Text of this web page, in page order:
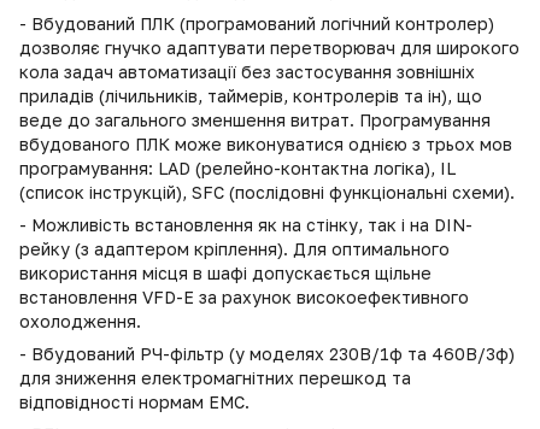
- Вбудований ПЛК (програмований логічний контролер)
дозволяє гнучко адаптувати перетворювач для широкого
кола задач автоматизації без застосування зовнішніх
приладів (лічильників, таймерів, контролерів та ін), що
веде до загального зменшення витрат. Програмування
вбудованого ПЛК може виконуватися однією з трьох мов
програмування: LAD (релейно-контактна логіка), IL
(список інструкцій), SFC (послідовні функціональні схеми).
- Можливість встановлення як на стінку, так і на DIN-
рейку (з адаптером кріплення). Для оптимального
використання місця в шафі допускається щільне
встановлення VFD-E за рахунок високоефективного
охолодження.
- Вбудований РЧ-фільтр (у моделях 230В/1ф та 460В/3ф)
для зниження електромагнітних перешкод та
відповідності нормам ЕМС.